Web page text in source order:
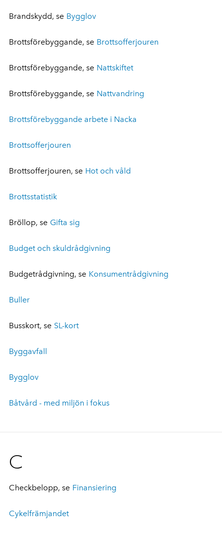
Brandskydd, se Bygglov
Brottsförebyggande, se Brottsofferjouren
Brottsförebyggande, se Nattskiftet
Brottsförebyggande, se Nattvandring
Brottsförebyggande arbete i Nacka
Brottsofferjouren
Brottsofferjouren, se Hot och våld
Brottsstatistik
Bröllop, se Gifta sig
Budget och skuldrådgivning
Budgetrådgivning, se Konsumentrådgivning
Buller
Busskort, se SL-kort
Byggavfall
Bygglov
Båtvård - med miljön i fokus
C
Checkbelopp, se Finansiering
Cykelfrämjandet